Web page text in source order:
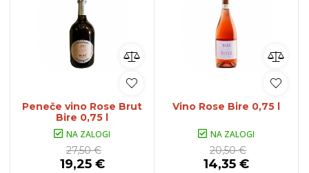
Peneče vino Rose Brut
Bire 0,75 l
NA ZALOGI
27,50 €
19,25 €
Vino Rose Bire 0,75 l
NA ZALOGI
20,50 €
14,35 €